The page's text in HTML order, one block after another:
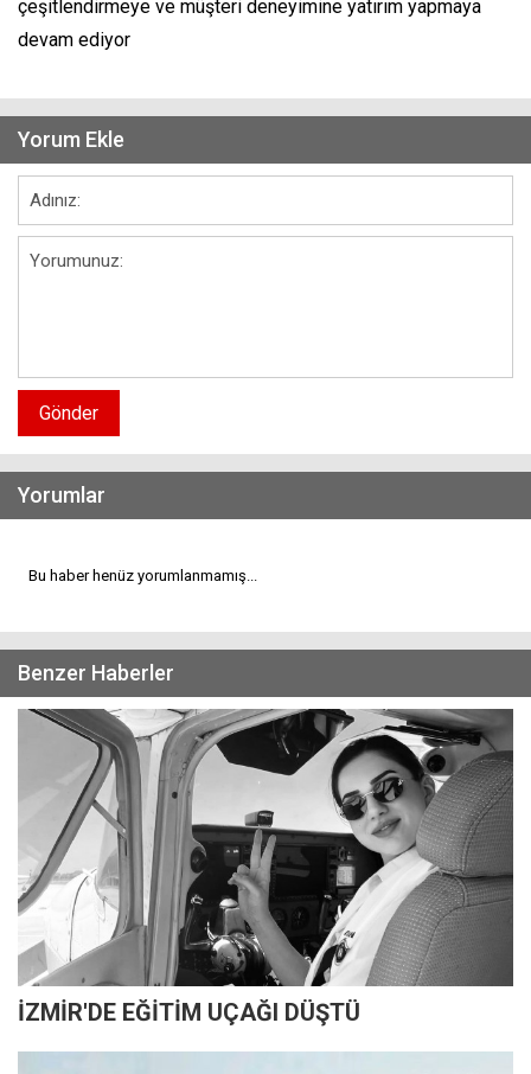
çeşitlendirmeye ve müşteri deneyimine yatırım yapmaya
devam ediyor
Yorum Ekle
Gönder
Yorumlar
Bu haber henüz yorumlanmamış...
Benzer Haberler
İZMİR'DE EĞİTİM UÇAĞI DÜŞTÜ